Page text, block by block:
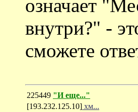
означает
внутри?" -
сможете
225449 "И еще..."
[193.232.125.10] хм...